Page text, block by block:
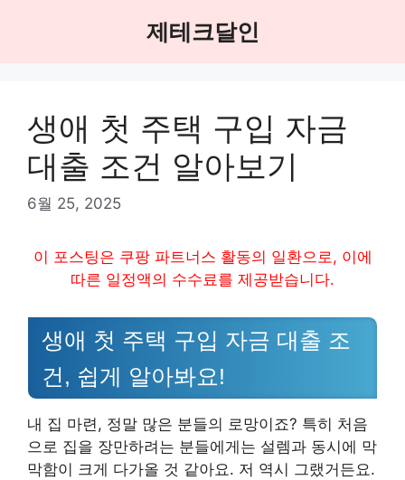
제테크달인
생애 첫 주택 구입 자금
대출 조건 알아보기
6월 25, 2025
이 포스팅은 쿠팡 파트너스 활동의 일환으로, 이에
따른 일정액의 수수료를 제공받습니다.
생애 첫 주택 구입 자금 대출 조
건, 쉽게 알아봐요!
내 집 마련, 정말 많은 분들의 로망이죠? 특히 처음
으로 집을 장만하려는 분들에게는 설렘과 동시에 막
막함이 크게 다가올 것 같아요. 저 역시 그랬거든요.